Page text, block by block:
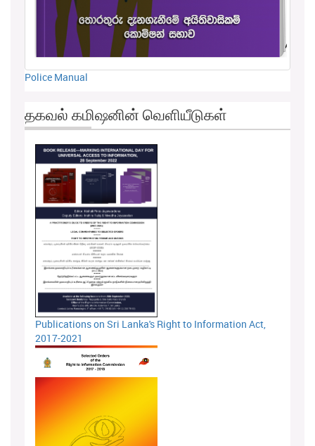
Police Manual
தகவல் கமிஷனின் வெளியீடுகள்
Publications on Sri Lanka's Right to Information Act,
2017-2021